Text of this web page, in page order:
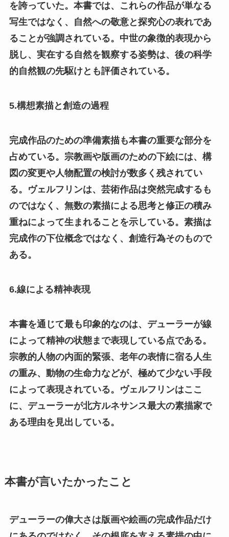
を誇っていた。本書では、これらの作品が単なる
写生ではなく、自然への敬意と探究心の表れであ
ることが強調されている。中世の象徴的表現から
脱し、実在する自然を観察する姿勢は、後の科学
的自然観の先駆けとも評価されている。
5.構想素描と創造の過程
完成作品のための準備素描も本書の重要な部分を
占めている。宗教画や版画のための下絵には、構
図の変更や人物配置の検討が数多く残されてい
る。ヴェルフリンは、芸術作品は突然完成するも
のではなく、無数の素描による思考と修正の積み
重ねによって生まれることを示している。素描は
完成作の下位概念ではなく、創造行為そのもので
ある。
6.線による精神表現
本書を通じて最も印象的なのは、デューラーが線
によって精神の状態まで表現している点である。
宗教的人物の内面的緊張、老年の表情に宿る人生
の重み、動物の生命力などが、極めて少ない手段
によって表現されている。ヴェルフリンはここ
に、デューラーが北方ルネサンス最大の素描家で
ある理由を見出している。
本書が言いたかったこと
デューラーの偉大さは版画や絵画の完成作品だけ